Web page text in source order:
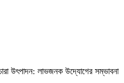
চারা উৎপাদন: লাভজনক উদ্যোগের সম্ভাবনা